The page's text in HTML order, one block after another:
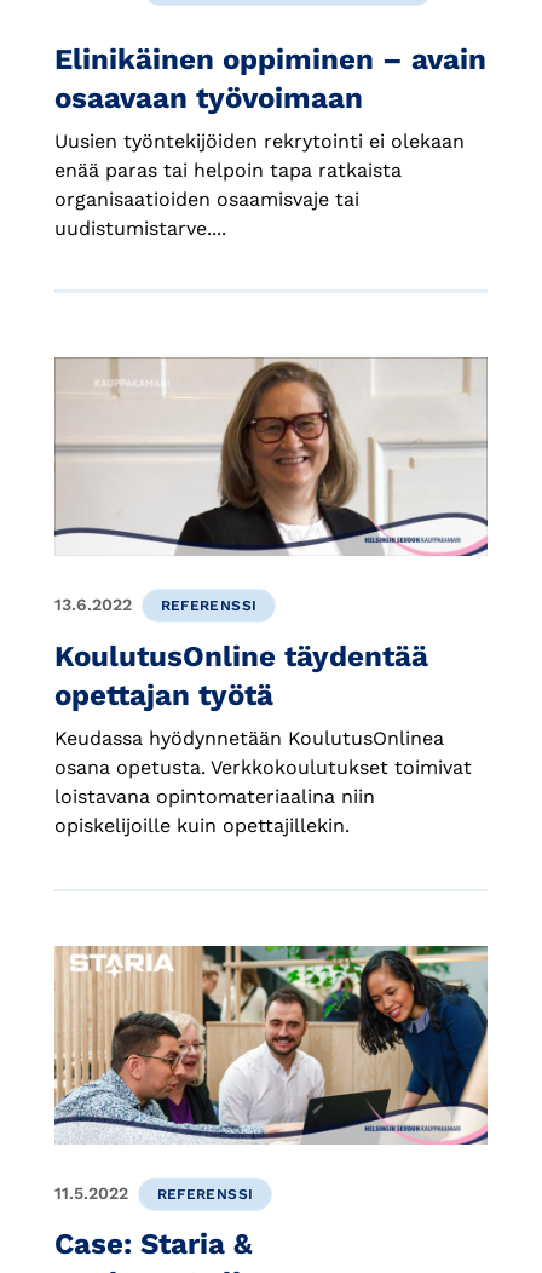
Elinikäinen oppiminen – avain
osaavaan työvoimaan
Uusien työntekijöiden rekrytointi ei olekaan
enää paras tai helpoin tapa ratkaista
organisaatioiden osaamisvaje tai
uudistumistarve....
13.6.2022 REFERENSSI
KoulutusOnline täydentää
opettajan työtä
Keudassa hyödynnetään KoulutusOnlinea
osana opetusta. Verkkokoulutukset toimivat
loistavana opintomateriaalina niin
opiskelijoille kuin opettajillekin.
11.5.2022 REFERENSSI
Case: Staria &